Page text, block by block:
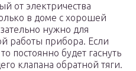
от электричества
в доме с хорошей
нужно для
работы прибора. Если
постоянно будет гаснуть
клапана обратной тяги.